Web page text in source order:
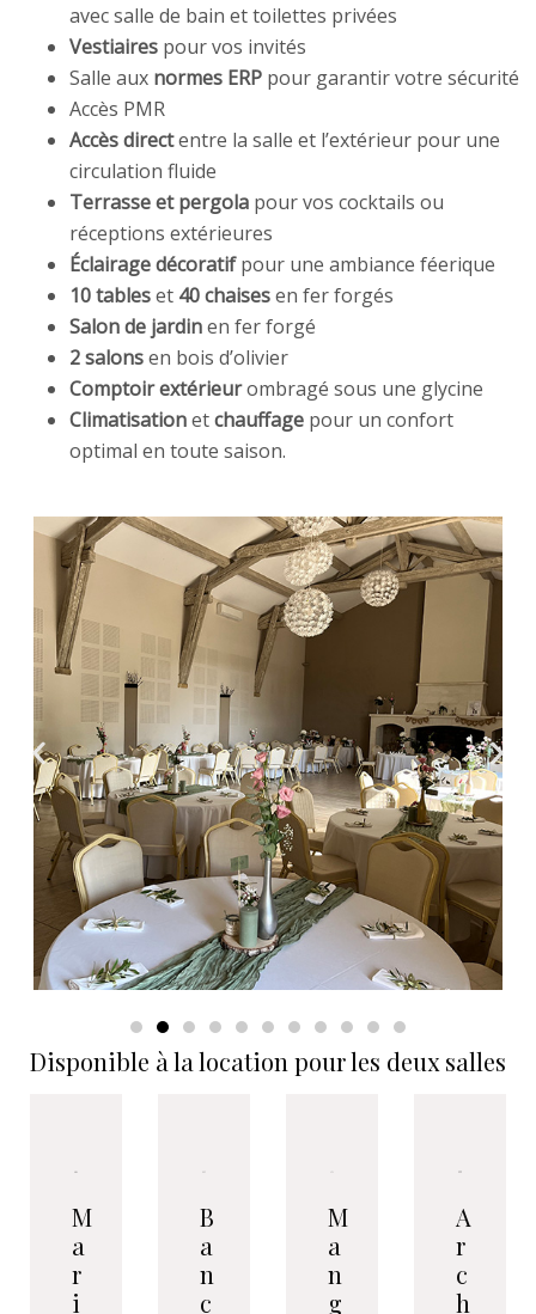
avec salle de bain et toilettes privées
Vestiaires pour vos invités
Salle aux normes ERP pour garantir votre sécurité
Accès PMR
Accès directentre la salle et l’extérieur pour une
circulation fluide
Terrasse et pergola pour vos cocktails ou
réceptions extérieures
Éclairage décoratifpour une ambiance féerique
10 tableset 40 chaisesen fer forgés
Salon de jardinen fer forgé
2 salonsen bois d’olivier
Comptoir extérieurombragé sous une glycine
Climatisationetchauffage pour un confort
optimal en toute saison.
Disponible à la location pour les deux salles
M
a
r
i
B
a
n
c
M
a
n
g
A
r
c
h